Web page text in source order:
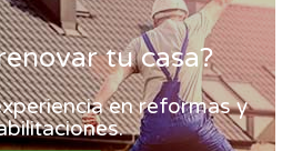
tu casa?
en reformas y